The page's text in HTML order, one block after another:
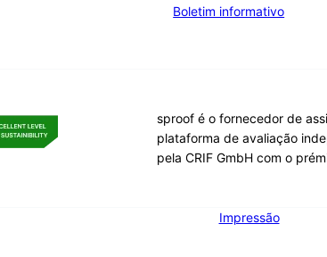
Boletim informativo
sproof é o fornecedor de
plataforma de avaliação
pela CRIF GmbH com o
Impressão